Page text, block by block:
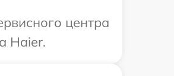
центра
Haier.